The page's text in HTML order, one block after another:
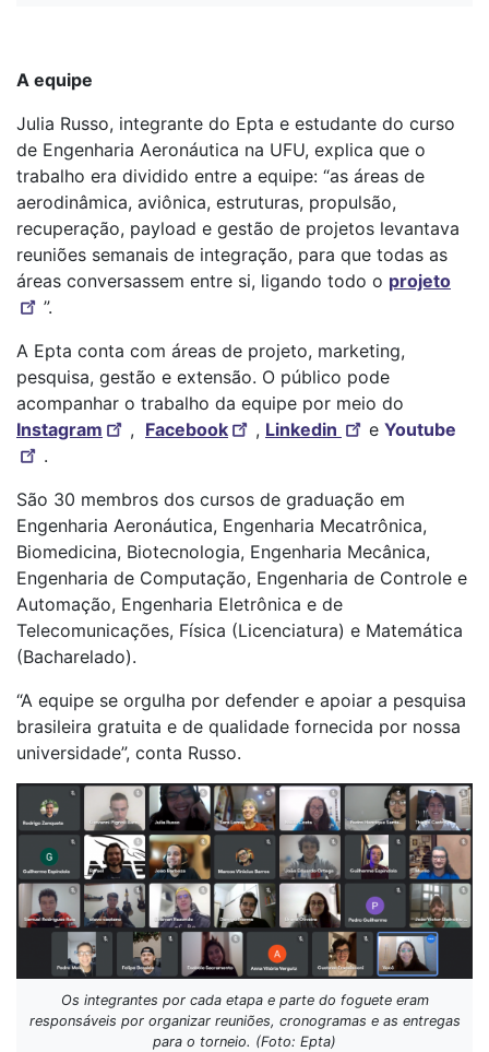
A equipe
Julia Russo, integrante do Epta e estudante do curso
de Engenharia Aeronáutica na UFU, explica que o
trabalho era dividido entre a equipe: “as áreas de
aerodinâmica, aviônica, estruturas, propulsão,
recuperação, payload e gestão de projetos levantava
reuniões semanais de integração, para que todas as
áreas conversassem entre si, ligando todo o projeto
”.
A Epta conta com áreas de projeto, marketing,
pesquisa, gestão e extensão. O público pode
acompanhar o trabalho da equipe por meio do
Instagram
, Facebook , Linkedin e Youtube
.
São 30 membros dos cursos de graduação em
Engenharia Aeronáutica, Engenharia Mecatrônica,
Biomedicina, Biotecnologia, Engenharia Mecânica,
Engenharia de Computação, Engenharia de Controle e
Automação, Engenharia Eletrônica e de
Telecomunicações, Física (Licenciatura) e Matemática
(Bacharelado).
“A equipe se orgulha por defender e apoiar a pesquisa
brasileira gratuita e de qualidade fornecida por nossa
universidade”, conta Russo.
Os integrantes por cada etapa e parte do foguete eram
responsáveis por organizar reuniões, cronogramas e as entregas
para o torneio. (Foto: Epta)